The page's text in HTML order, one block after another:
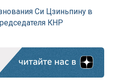
Си Цзиньпину в
КНР